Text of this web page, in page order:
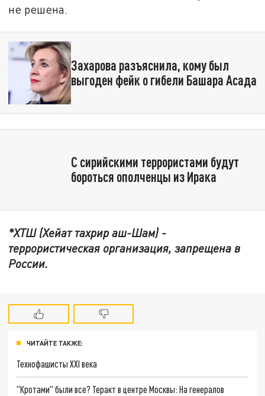
не решена.
Захарова разъяснила, кому был
выгоден фейк о гибели Башара Асада
С сирийскими террористами будут
бороться ополченцы из Ирака
*ХТШ (Хейат тахрир аш-Шам) -
террористическая организация, запрещена в
России.
ЧИТАЙТЕ ТАКЖЕ:
Технофашисты XXI века
"Кротами" были все? Теракт в центре Москвы: На генералов